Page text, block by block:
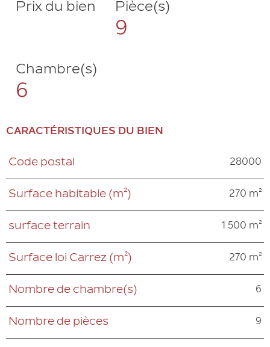
Prix du bien Pièce(s)
9
Chambre(s)
6
CARACTÉRISTIQUES DU BIEN
Caractéristiques
Code postal 28000
Surface habitable (m²) 270 m²
surface terrain 1 500 m²
Surface loi Carrez (m²) 270 m²
Nombre de chambre(s) 6
Nombre de pièces 9